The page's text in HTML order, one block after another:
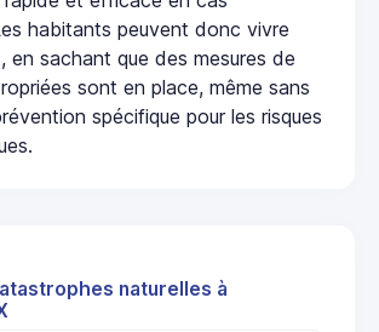
habitants peuvent donc vivre
en sachant que des mesures de
sont en place, même sans
spécifique pour les risques
naturelles à